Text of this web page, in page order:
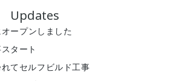
Updates
ープンしました
タート
てセルフビルド工事